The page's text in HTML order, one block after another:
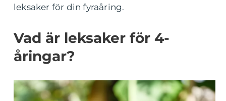
leksaker för din fyraåring.
Vad är leksaker för 4-
åringar?